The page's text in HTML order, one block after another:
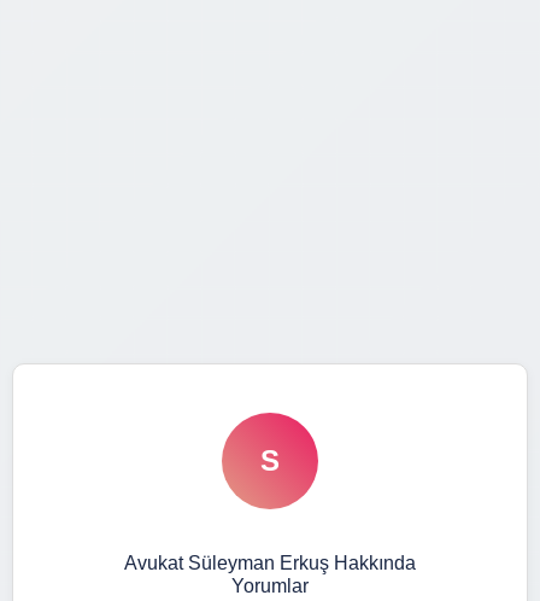
S
Avukat Süleyman Erkuş Hakkında
Yorumlar